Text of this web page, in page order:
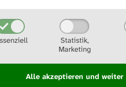
Statistik,
Marketing
Alle akzeptieren und weiter